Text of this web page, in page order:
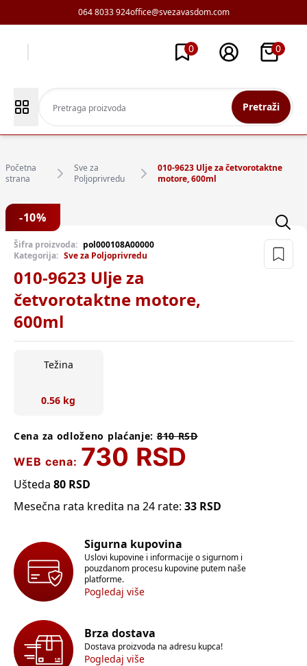
064 8033 924office@svezavasdom.com
0 0
Pretraži
Početna
strana
Sve za
Poljoprivredu
010-9623 Ulje za četvorotaktne
motore, 600ml
-10%
Šifra proizvoda: pol000108A00000
Kategorija: Sve za Poljoprivredu
010-9623 Ulje za
četvorotaktne motore,
600ml
Težina
0.56 kg
Cena za odloženo plaćanje: 810RSD
WEB cena: 730 RSD
Ušteda 80 RSD
Mesečna rata kredita na 24 rate: 33 RSD
Sigurna kupovina
Uslovi kupovine i informacije o sigurnom i
pouzdanom procesu kupovine putem naše
platforme.
Pogledaj više
Brza dostava
Dostava proizvoda na adresu kupca!
Pogledaj više